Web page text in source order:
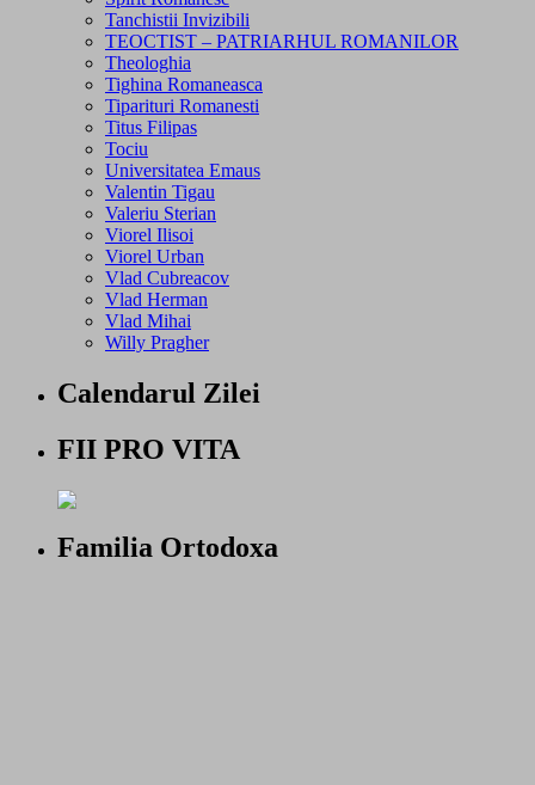
Tanchistii Invizibili
TEOCTIST – PATRIARHUL ROMANILOR
Theologhia
Tighina Romaneasca
Tiparituri Romanesti
Titus Filipas
Tociu
Universitatea Emaus
Valentin Tigau
Valeriu Sterian
Viorel Ilisoi
Viorel Urban
Vlad Cubreacov
Vlad Herman
Vlad Mihai
Willy Pragher
Calendarul Zilei
FII PRO VITA
Familia Ortodoxa